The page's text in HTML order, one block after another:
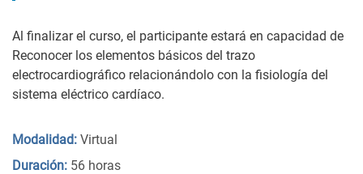
Al finalizar el curso, el participante estará en capacidad de
Reconocer los elementos básicos del trazo
electrocardiográfico relacionándolo con la fisiología del
sistema eléctrico cardíaco.
Modalidad: Virtual
Duración: 56 horas